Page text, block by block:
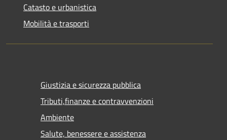
Catasto e urbanistica
Mobilità e trasporti
Giustizia e sicurezza pubblica
Tributi,finanze e contravvenzioni
Ambiente
Salute, benessere e assistenza